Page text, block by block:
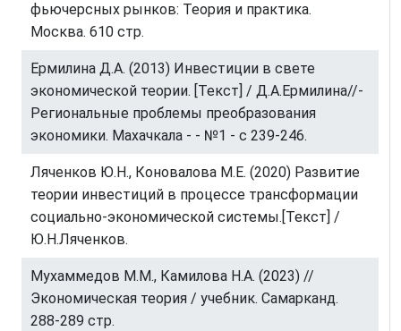
фьючерсных рынков: Теория и практика.
Москва. 610 стр.
Ермилина Д.А. (2013) Инвестиции в свете
экономической теории. [Текст] / Д.А.Ермилина//-
Региональные проблемы преобразования
экономики. Махачкала - - №1 - с 239-246.
Ляченков Ю.Н., Коновалова М.Е. (2020) Развитие
теории инвестиций в процессе трансформации
социально-экономической системы.[Текст] /
Ю.Н.Ляченков.
Мухаммедов М.М., Камилова Н.А. (2023) //
Экономическая теория / учебник. Самарканд.
288-289 стр.